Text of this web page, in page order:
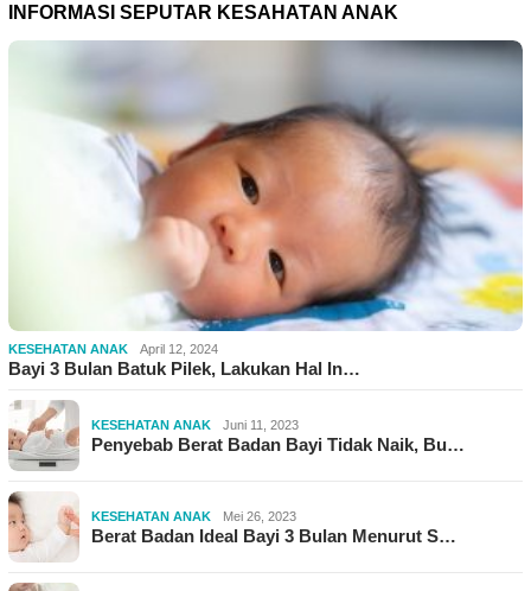
INFORMASI SEPUTAR KESAHATAN ANAK
KESEHATAN ANAK April 12, 2024
Bayi 3 Bulan Batuk Pilek, Lakukan Hal In…
KESEHATAN ANAK Juni 11, 2023
Penyebab Berat Badan Bayi Tidak Naik, Bu…
KESEHATAN ANAK Mei 26, 2023
Berat Badan Ideal Bayi 3 Bulan Menurut S…